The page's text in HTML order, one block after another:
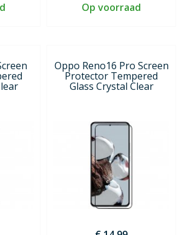
Op voorraad
Oppo Reno16 Pro Screen
Protector Tempered
Glass Crystal Clear